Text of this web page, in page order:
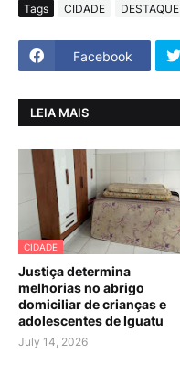
Tags CIDADE DESTAQUE
Facebook
LEIA MAIS
CIDADE
Justiça determina
melhorias no abrigo
domiciliar de crianças e
adolescentes de Iguatu
July 14, 2026